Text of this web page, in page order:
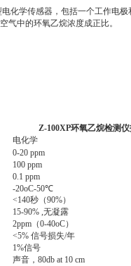
化学传感器，包括一个工作电
气中的环氧乙烷浓度成正比。
Z-100XP环氧乙烷检测
电化学
0-20 ppm
100 ppm
0.1 ppm
-20oC-50℃
<140秒（90%）
15-90% ,无凝露
2ppm（0-40oC）
<5% 信号损失/年
1%信号
声音，80db at 10 cm